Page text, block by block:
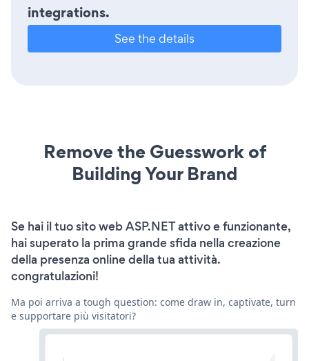
integrations.
See the details
Remove the Guesswork of
Building Your Brand
Se hai il tuo sito web ASP.NET attivo e funzionante,
hai superato la prima grande sfida nella creazione
della presenza online della tua attività.
congratulazioni!
Ma poi arriva a tough question: come draw in, captivate, turn
e supportare più visitatori?